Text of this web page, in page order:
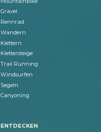
Gravel
Rennrad
Wandern
Klettern
Klettersteige
Trail Running
Windsurfen
Segeln
Canyoning
ENTDECKEN